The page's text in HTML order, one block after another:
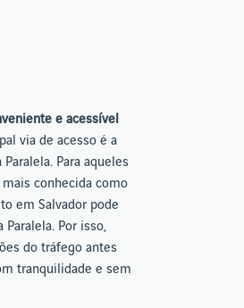
e acessível
via de acesso é a
Para aqueles
conhecida como
em Salvador pode
Por isso,
do tráfego antes
tranquilidade e sem